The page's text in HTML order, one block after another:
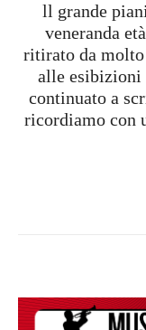
ll grande
veneranda
ritirato da molto
alle esibizioni
continuato a
ricordiamo con